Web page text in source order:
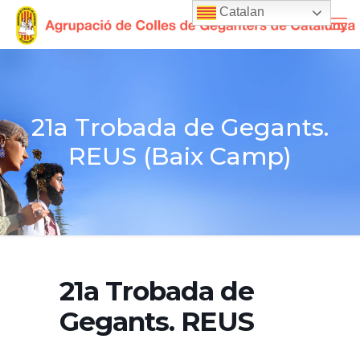
21a Trobada de Gegants.
REUS (Baix Camp)
21a Trobada de
Gegants. REUS
Catalan